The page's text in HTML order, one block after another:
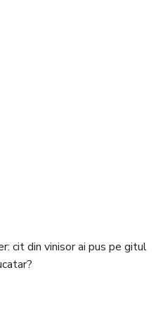
cit din vinisor ai pus pe gitul